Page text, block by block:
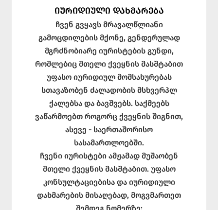
ᲘᲣᲠᲘᲓᲘᲣᲚᲘ ᲓᲐᲮᲛᲐᲠᲔᲑᲐ
ჩვენ გვყავს მრავალწლიანი
გამოცდილების მქონე, გენდერულად
მგრძნობიარე იურისტების გუნდი,
რომლებიც მთელი ქვეყნის მასშტაბით
უფასო იურიდიულ მომსახურებას
სთავაზობენ ძალადობის მსხვერპლ
ქალებსა და ბავშვებს. საქმეებს
ვაწარმოებთ როგორც ქვეყნის შიგნით,
ასევე - საერთაშორისო
სასამართლოებში.
ჩვენი იურისტები ამჟამად მუშაობენ
მთელი ქვეყნის მასშტაბით. უფასო
კონსულტაციებისა და იურიდიული
დახმარების მისაღებად, მოგვმართეთ